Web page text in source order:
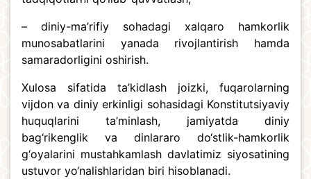
– diniy-ma’rifiy sohadagi xalqaro hamkorlik
munosabatlarini yanada rivojlantirish hamda
samaradorligini oshirish.
Xulosa sifatida ta’kidlash joizki, fuqarolarning
vijdon va diniy erkinligi sohasidagi Konstitutsiyaviy
huquqlarini ta’minlash, jamiyatda diniy
bag‘rikenglik va dinlararo do‘stlik-hamkorlik
g‘oyalarini mustahkamlash davlatimiz siyosatining
ustuvor yo‘nalishlaridan biri hisoblanadi.